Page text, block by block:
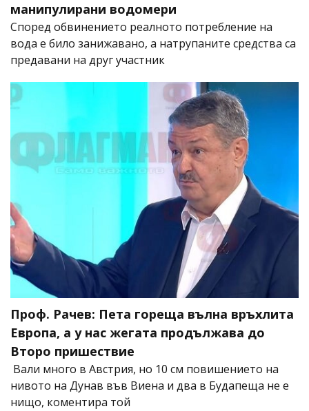
манипулирани водомери
Според обвинението реалното потребление на
вода е било занижавано, а натрупаните средства са
предавани на друг участник
Проф. Рачев: Пета гореща вълна връхлита
Европа, а у нас жегата продължава до
Второ пришествие
Вали много в Австрия, но 10 см повишението на
нивото на Дунав във Виена и два в Будапеща не е
нищо, коментира той